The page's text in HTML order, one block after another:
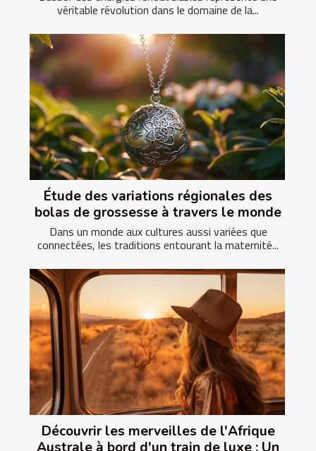
véritable révolution dans le domaine de la...
Étude des variations régionales des
bolas de grossesse à travers le monde
Dans un monde aux cultures aussi variées que
connectées, les traditions entourant la maternité...
Découvrir les merveilles de l'Afrique